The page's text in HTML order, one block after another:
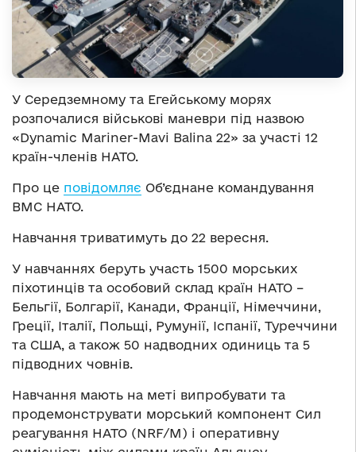
У Середземному та Егейському морях
розпочалися військові маневри під назвою
«Dynamic Mariner-Mavi Balina 22» за участі 12
країн-членів НАТО.
Про це повідомляє Об’єднане командування
ВМС НАТО.
Навчання триватимуть до 22 вересня.
У навчаннях беруть участь 1500 морських
піхотинців та особовий склад країн НАТО –
Бельгії, Болгарії, Канади, Франції, Німеччини,
Греції, Італії, Польщі, Румунії, Іспанії, Туреччини
та США, а також 50 надводних одиниць та 5
підводних човнів.
Навчання мають на меті випробувати та
продемонструвати морський компонент Сил
реагування НАТО (NRF/M) і оперативну